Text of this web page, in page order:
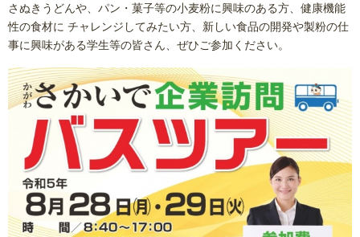
さぬきうどんや、パン・菓子等の小麦粉に興味のある方、健康機能
性の食材に チャレンジしてみたい方、新しい食品の開発や製粉の仕
事に興味がある学生等の皆さん、ぜひご参加ください。